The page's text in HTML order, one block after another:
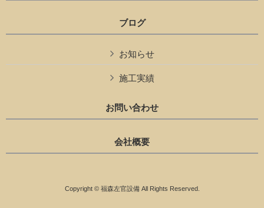
ブログ
お知らせ
施工実績
お問い合わせ
会社概要
Copyright © 福森左官設備 All Rights Reserved.